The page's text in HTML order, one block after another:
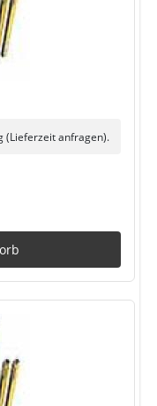
(Lieferzeit anfragen).